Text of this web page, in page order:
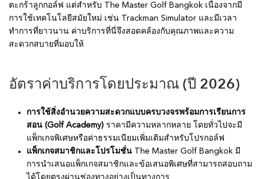
ตะกร้าลูกกอล์ฟ แต่สำหรับ The Master Golf Bangkok เนื่องจากมี
การใช้เทคโนโลยีสมัยใหม่ เช่น Trackman Simulator และมีเวลา
ทำการที่ยาวนาน ค่าบริการที่นี่จึงสอดคล้องกับคุณภาพและความ
สะดวกสบายที่มอบให้
อัตราค่าบริการโดยประมาณ (ปี 2026)
การใช้สิ่งอำนวยความสะดวกแบบครบวงจรพร้อมการเรียนการ
สอน (Golf Academy) ราคามีความหลากหลาย โดยทั่วไปจะมี
แพ็กเกจพิเศษหรือค่าธรรมเนียมเพิ่มเติมสำหรับโปรกอล์ฟ
แพ็กเกจสมาชิกและโปรโมชั่น The Master Golf Bangkok มี
การนำเสนอแพ็กเกจสมาชิกและข้อเสนอพิเศษที่สามารถสอบถาม
ได้โดยตรงผ่านช่องทางอย่างเป็นทางการ